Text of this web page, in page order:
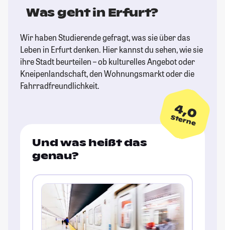
Was geht in Erfurt?
Wir haben Studierende gefragt, was sie über das
Leben in Erfurt denken. Hier kannst du sehen, wie sie
ihre Stadt beurteilen – ob kulturelles Angebot oder
Kneipenlandschaft, den Wohnungsmarkt oder die
Fahrradfreundlichkeit.
4,0
Sterne
Und was heißt das
genau?